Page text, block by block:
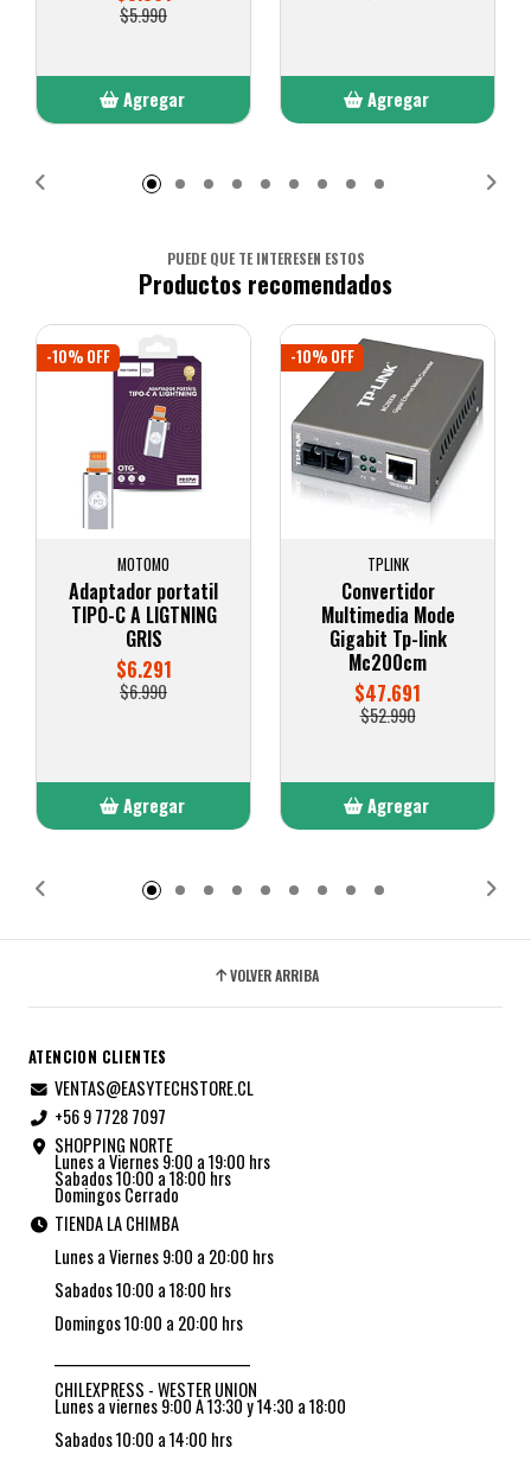
$5.990
Agregar
Agregar
PUEDE QUE TE INTERESEN ESTOS
Productos recomendados
-10% OFF
MOTOMO
Adaptador portatil
TIPO-C A LIGTNING
GRIS
$6.291
$6.990
Agregar
-10% OFF
TPLINK
Convertidor
Multimedia Mode
Gigabit Tp-link
Mc200cm
$47.691
$52.990
Agregar
VOLVER ARRIBA
ATENCION CLIENTES
VENTAS@EASYTECHSTORE.CL
+56 9 7728 7097
SHOPPING NORTE
Lunes a Viernes 9:00 a 19:00 hrs
Sabados 10:00 a 18:00 hrs
Domingos Cerrado
TIENDA LA CHIMBA
Lunes a Viernes 9:00 a 20:00 hrs
Sabados 10:00 a 18:00 hrs
Domingos 10:00 a 20:00 hrs
CHILEXPRESS - WESTER UNION
Lunes a viernes 9:00 A 13:30 y 14:30 a 18:00
Sabados 10:00 a 14:00 hrs